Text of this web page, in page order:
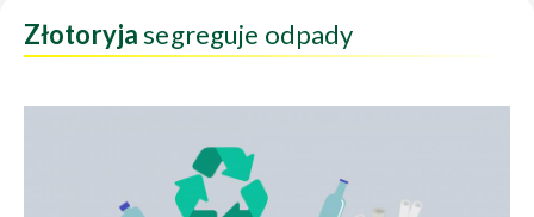
Złotoryjasegreguje odpady